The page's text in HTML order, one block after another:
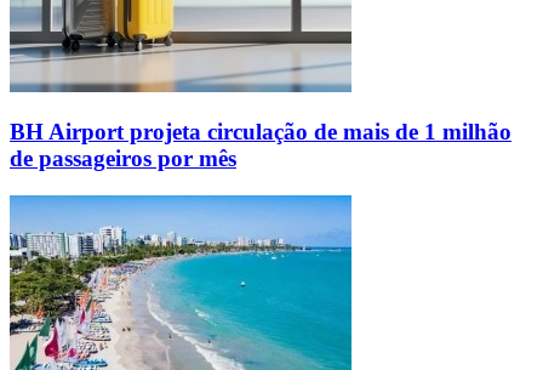
BH Airport projeta circulação de mais de 1 milhão
de passageiros por mês